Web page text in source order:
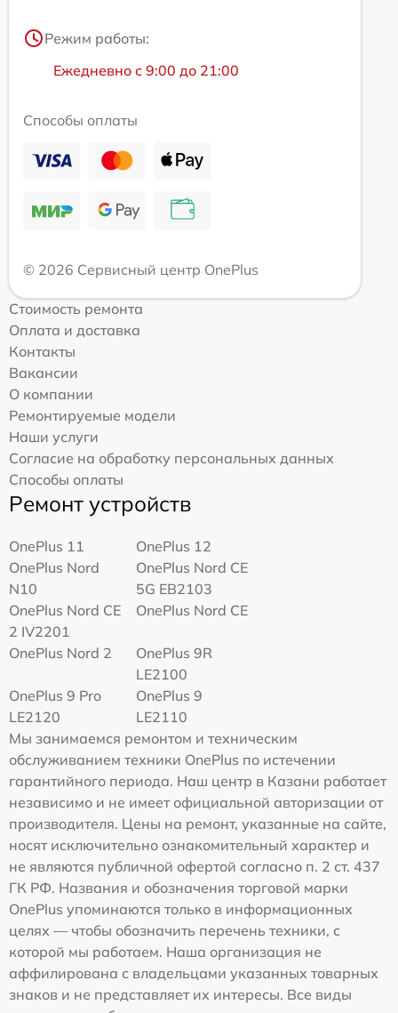
Режим работы:
Ежедневно с 9:00 до 21:00
Способы оплаты
© 2026 Сервисный центр OnePlus
Стоимость ремонта
Оплата и доставка
Контакты
Вакансии
О компании
Ремонтируемые модели
Наши услуги
Согласие на обработку персональных данных
Способы оплаты
Ремонт устройств
OnePlus 11
OnePlus 12
OnePlus Nord
N10
OnePlus Nord CE
5G EB2103
OnePlus Nord CE
2 IV2201
OnePlus Nord CE
OnePlus Nord 2
OnePlus 9R
LE2100
OnePlus 9 Pro
LE2120
OnePlus 9
LE2110
Мы занимаемся ремонтом и техническим
обслуживанием техники OnePlus по истечении
гарантийного периода. Наш центр в Казани работает
независимо и не имеет официальной авторизации от
производителя. Цены на ремонт, указанные на сайте,
носят исключительно ознакомительный характер и
не являются публичной офертой согласно п. 2 ст. 437
ГК РФ. Названия и обозначения торговой марки
OnePlus упоминаются только в информационных
целях — чтобы обозначить перечень техники, с
которой мы работаем. Наша организация не
аффилирована с владельцами указанных товарных
знаков и не представляет их интересы. Все виды